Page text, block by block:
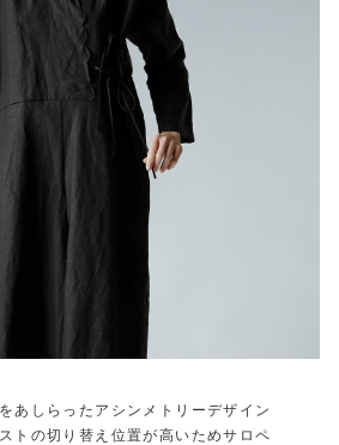
あしらったアシンメトリーデザイン
トの切り替え位置が高いためサロペ